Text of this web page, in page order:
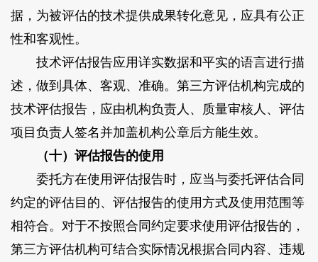
据，为被评估的技术提供成果转化意见，应具有公正
性和客观性。
技术评估报告应用详实数据和平实的语言进行描
述，做到具体、客观、准确。第三方评估机构完成的
技术评估报告，应由机构负责人、质量审核人、评估
项目负责人签名并加盖机构公章后方能生效。
（十）评估报告的使用
委托方在使用评估报告时，应当与委托评估合同
约定的评估目的、评估报告的使用方式及使用范围等
相符合。对于不按照合同约定要求使用评估报告的，
第三方评估机构可结合实际情况根据合同内容、违规